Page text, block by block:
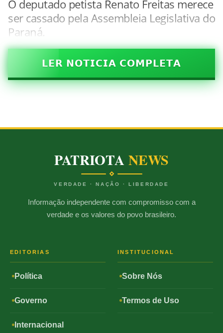
O deputado petista Renato Freitas merece
ser cassado pela Assembleia Legislativa do
Paraná.
𝗟𝗘𝗥 𝗡𝗢𝗧𝗜𝗖𝗜𝗔 𝗖𝗢𝗠𝗣𝗟𝗘𝗧𝗔
PATRIOTANEWS
VERDADE · NAÇÃO · LIBERDADE
Informação independente com compromisso com a
verdade e os valores do povo brasileiro.
EDITORIAS
Política
Governo
Internacional
INSTITUCIONAL
Sobre Nós
Termos de Uso